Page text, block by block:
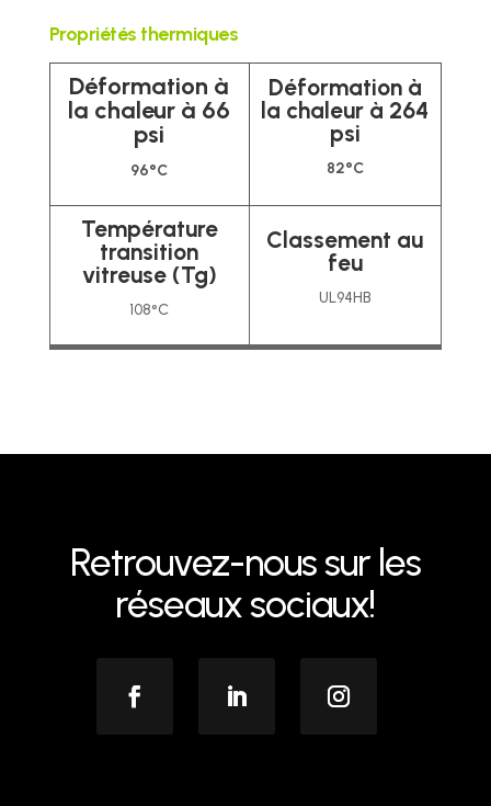
Propriétés thermiques
Déformation à
la chaleur à 66
psi
96°C
Déformation à
la chaleur à 264
psi
82°C
Température
transition
vitreuse (Tg)
108°C
Classement au
feu
UL94HB
Retrouvez-nous sur les
réseaux sociaux!